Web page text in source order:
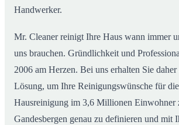
Handwerker.
Mr. Cleaner reinigt Ihre Haus wann immer
uns brauchen. Gründlichkeit und
2006 am Herzen. Bei uns erhalten Sie
Lösung, um Ihre Reinigungswünsche für
Hausreinigung im 3,6 Millionen Einwohner
Gandesbergen genau zu definieren und mit